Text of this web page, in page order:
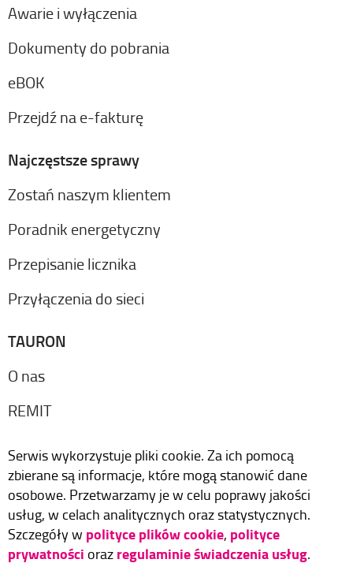
Awarie i wyłączenia
Dokumenty do pobrania
eBOK
Przejdź na e-fakturę
Najczęstsze sprawy
Zostań naszym klientem
Poradnik energetyczny
Przepisanie licznika
Przyłączenia do sieci
TAURON
O nas
REMIT
Serwis wykorzystuje pliki cookie. Za ich pomocą
zbierane są informacje, które mogą stanowić dane
osobowe. Przetwarzamy je w celu poprawy jakości
usług, w celach analitycznych oraz statystycznych.
Szczegóły w polityce plików cookie, polityce
prywatności oraz regulaminie świadczenia usług.